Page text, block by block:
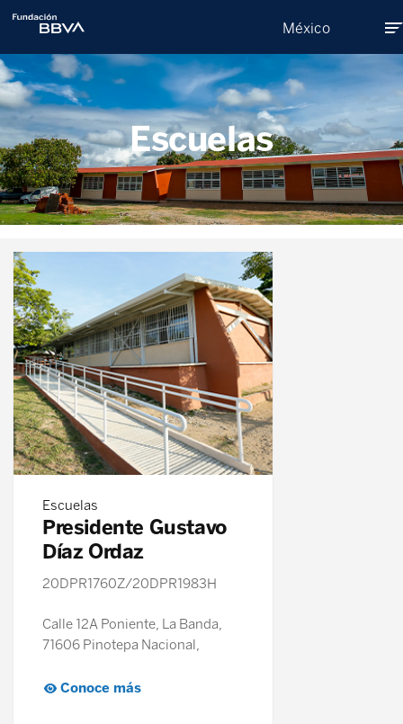
México
Sobre Nosotros
Programas
Donativos
Compromiso social
Becas Leonardo
Venezuela nos necesita
Escuelas
Escuelas
Presidente Gustavo
Díaz Ordaz
20DPR1760Z/20DPR1983H
Calle 12A Poniente, La Banda,
71606 Pinotepa Nacional,
Conoce más